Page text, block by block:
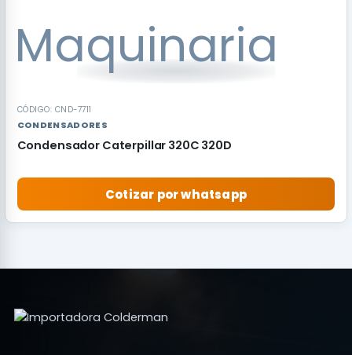
CÓDIGO: CND-7711
CONDENSADORES
Condensador Caterpillar 320C 320D
Cotizar por whatsapp